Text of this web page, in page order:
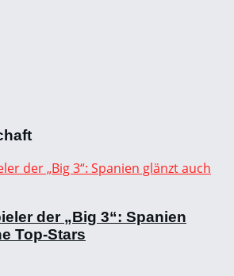
der „Big 3“: Spanien
Top-Stars